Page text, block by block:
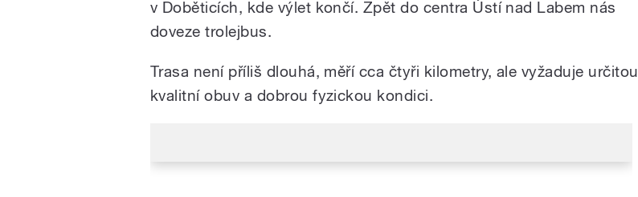
v Doběticích, kde výlet končí. Zpět do centra Ústí nad Labem nás
doveze trolejbus.
Trasa není příliš dlouhá, měří cca čtyři kilometry, ale vyžaduje určitou
kvalitní obuv a dobrou fyzickou kondici.